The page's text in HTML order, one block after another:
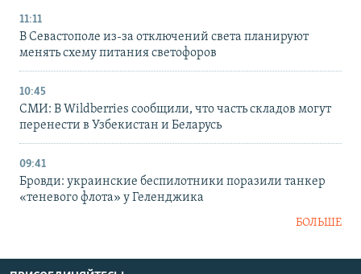
11:11
В Севастополе из-за отключений света планируют
менять схему питания светофоров
10:45
СМИ: В Wildberries сообщили, что часть складов могут
перенести в Узбекистан и Беларусь
09:41
Бровди: украинские беспилотники поразили танкер
«теневого флота» у Геленджика
БОЛЬШЕ